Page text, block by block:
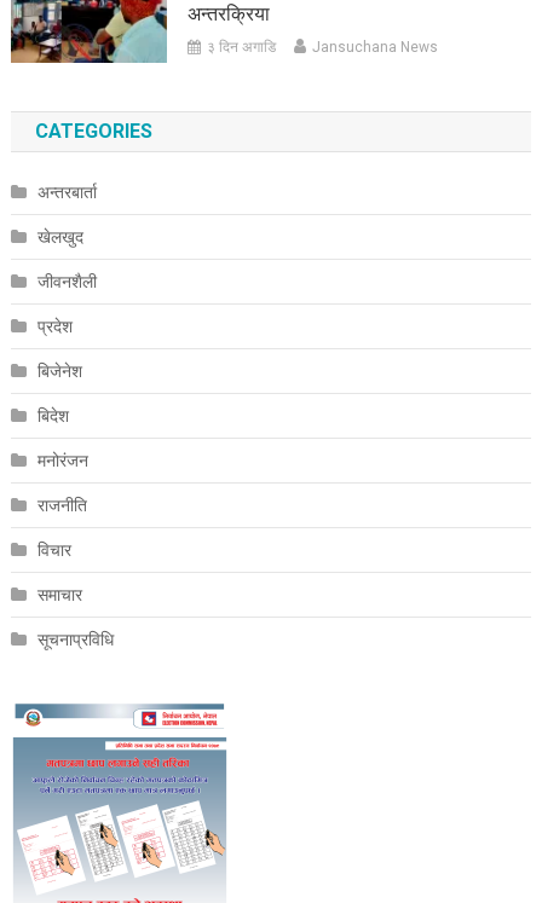
अन्तरक्रिया
३ दिन अगाडि Jansuchana News
CATEGORIES
अन्तरबार्ता
खेलखुद
जीवनशैली
प्रदेश
बिजेनेश
बिदेश
मनोरंजन
राजनीति
विचार
समाचार
सूचनाप्रविधि